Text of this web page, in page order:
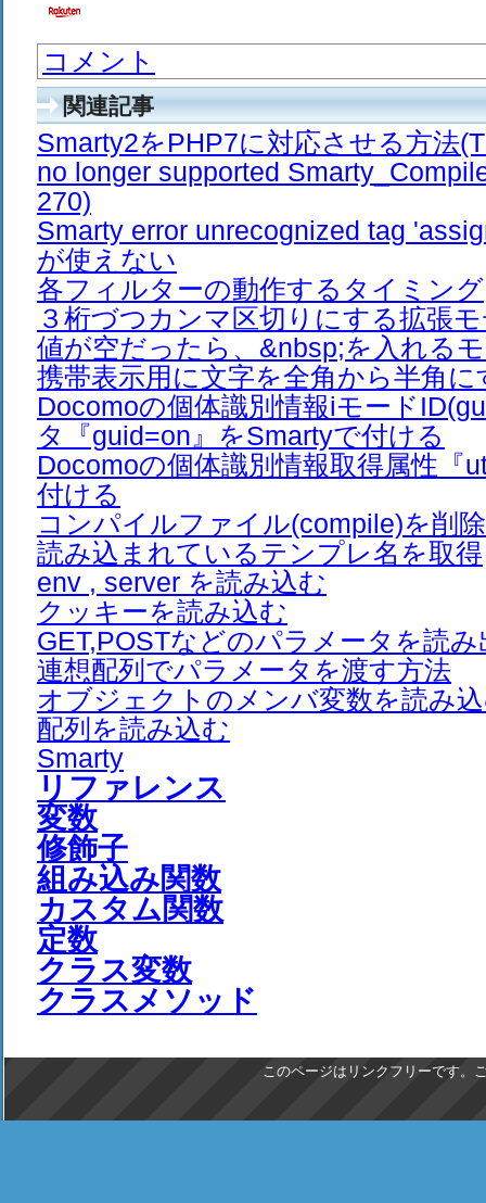
コメント
関連記事
Smarty2をPHP7に対応させる方法
no longer supported
270)
Smarty error unrecognized tag
が使えない
各フィルターの動作するタイミング
３桁づつカンマ区切りにする拡張
値が空だったら、&nbsp;を入れる
携帯表示用に文字を全角から半角に
Docomoの個体識別情報iモード
タ『guid=on』をSmartyで付ける
Docomoの個体識別情報取得属性『
付ける
コンパイルファイル(compile)を削
読み込まれているテンプレ名を取得
env , server を読み込む
クッキーを読み込む
GET,POSTなどのパラメータを読み
連想配列でパラメータを渡す方法
オブジェクトのメンバ変数を読み
配列を読み込む
Smarty
リファレンス
変数
修飾子
組み込み関数
カスタム関数
定数
クラス変数
クラスメソッド
このページはリンクフリーです。